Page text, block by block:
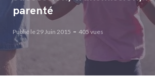
parenté
Publié le 29 Juin 2015 405 vues